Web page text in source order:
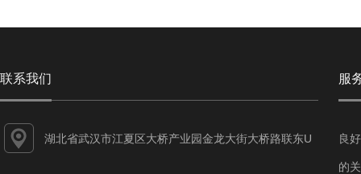
联系我们
湖北省武汉市江夏区大桥产业园金龙大街大桥路联东U
服
良
的